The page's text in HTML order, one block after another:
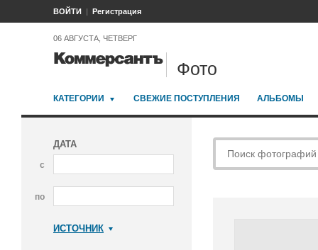
ВОЙТИ Регистрация
06 АВГУСТА, ЧЕТВЕРГ
Фото
КАТЕГОРИИ СВЕЖИЕ ПОСТУПЛЕНИЯ АЛЬБОМЫ
ДАТА
с
по
ИСТОЧНИК